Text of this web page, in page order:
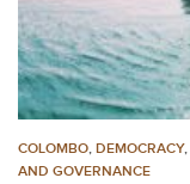
COLOMBO, DEMOCRACY,
AND GOVERNANCE